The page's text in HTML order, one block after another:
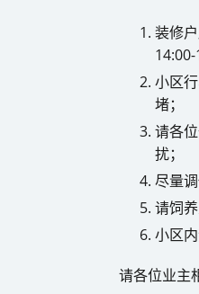
装修
小区
堵；
请各
扰；
尽量
请饲
小区
请各位业主